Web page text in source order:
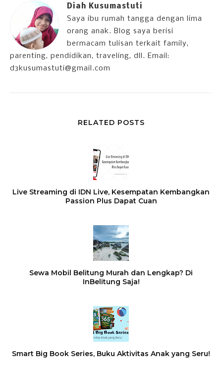
Diah Kusumastuti
Saya ibu rumah tangga dengan lima
orang anak. Blog saya berisi
bermacam tulisan terkait family,
parenting, pendidikan, traveling, dll. Email:
d3kusumastuti@gmail.com
RELATED POSTS
Live Streaming di IDN Live, Kesempatan Kembangkan
Passion Plus Dapat Cuan
Sewa Mobil Belitung Murah dan Lengkap? Di
InBelitung Saja!
Smart Big Book Series, Buku Aktivitas Anak yang Seru!